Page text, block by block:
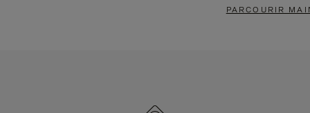
PARCOURIR